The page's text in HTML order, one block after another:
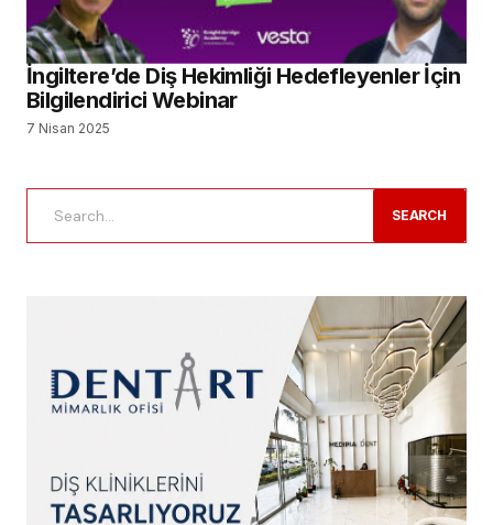
İngiltere’de Diş Hekimliği Hedefleyenler İçin
Bilgilendirici Webinar
7 Nisan 2025
SEARCH